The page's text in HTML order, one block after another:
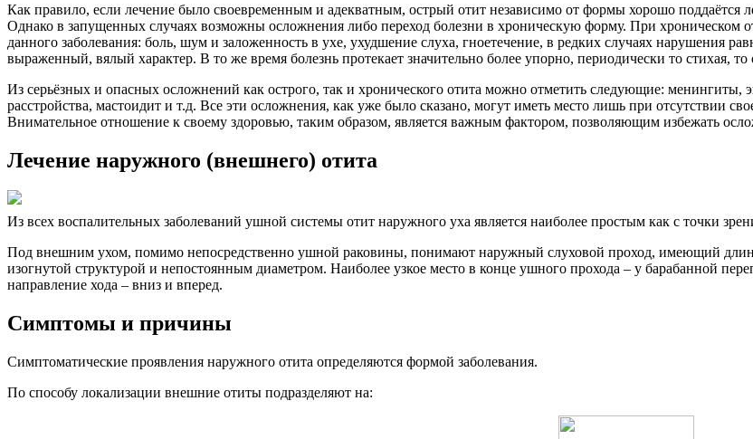
Как правило, если лечение было своевременным и адекватным, острый отит независимо от формы хорошо поддаётся
Однако в запущенных случаях возможны осложнения либо переход болезни в хроническую форму. При хроническом
данного заболевания: боль, шум и заложенность в ухе, ухудшение слуха, гноетечение, в редких случаях нарушения
выраженный, вялый характер. В то же время болезнь протекает значительно более упорно, периодически то стихая, то
Из серьёзных и опасных осложнений как острого, так и хронического отита можно отметить следующие: менингиты,
расстройства, мастоидит и т.д. Все эти осложнения, как уже было сказано, могут иметь место лишь при отсутствии
Внимательное отношение к своему здоровью, таким образом, является важным фактором, позволяющим избежать
Лечение наружного (внешнего) отита
Из всех воспалительных заболеваний ушной системы отит наружного уха является наиболее простым как с точки
Под внешним ухом, помимо непосредственно ушной раковины, понимают наружный слуховой проход, имеющий
изогнутой структурой и непостоянным диаметром. Наиболее узкое место в конце ушного прохода – у барабанной
направление хода – вниз и вперед.
Симптомы и причины
Симптоматические проявления наружного отита определяются формой заболевания.
По способу локализации внешние отиты подразделяют на: